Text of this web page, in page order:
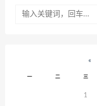
«
一 二 三
1